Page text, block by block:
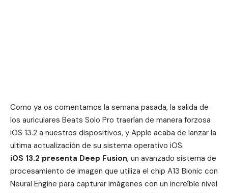
Como ya os comentamos la semana pasada, la salida de
los auriculares Beats Solo Pro traerían de manera forzosa
iOS 13.2 a nuestros dispositivos, y Apple acaba de lanzar la
ultima actualización de su sistema operativo iOS.
iOS 13.2 presenta Deep Fusion, un avanzado sistema de
procesamiento de imagen que utiliza el chip A13 Bionic con
Neural Engine para capturar imágenes con un increíble nivel